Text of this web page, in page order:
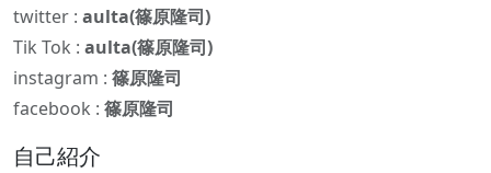
twitter : aulta(篠原隆司)
Tik Tok : aulta(篠原隆司)
instagram : 篠原隆司
facebook : 篠原隆司
自己紹介